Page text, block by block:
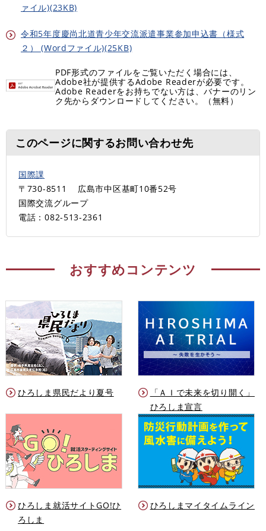
ァイル)(23KB)
令和5年度慶尚北道青少年交流派遣事業参加申込書（様式
２） (Wordファイル)(25KB)
PDF形式のファイルをご覧いただく場合には、
Adobe社が提供するAdobe Readerが必要です。
Adobe Readerをお持ちでない方は、バナーのリン
ク先からダウンロードしてください。（無料）
このページに関するお問い合わせ先
国際課
〒730-8511
広島市中区基町10番52号
国際交流グループ
電話：082-513-2361
おすすめコンテンツ
ひろしま県民だより夏号
「ＡＩで未来を切り開く」
ひろしま宣言
ひろしま就活サイトGO!ひ
ろしま
ひろしまマイタイムライン